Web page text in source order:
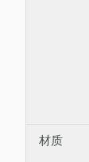
材质